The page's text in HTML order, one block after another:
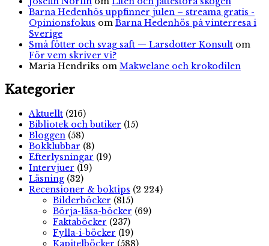
Barna Hedenhös uppfinner julen – streama gratis -
Opinionsfokus om Barna Hedenhös på vinterresa i
Sverige
Små fötter och svag saft — Larsdotter Konsult om
För vem skriver vi?
Maria Hendriks om Makwelane och krokodilen
Kategorier
Aktuellt (216)
Bibliotek och butiker (15)
Bloggen (58)
Bokklubbar (8)
Efterlysningar (19)
Intervjuer (19)
Läsning (32)
Recensioner & boktips (2 224)
Bilderböcker (815)
Börja-läsa-böcker (69)
Faktaböcker (237)
Fylla-i-böcker (19)
Kapitelböcker (588)